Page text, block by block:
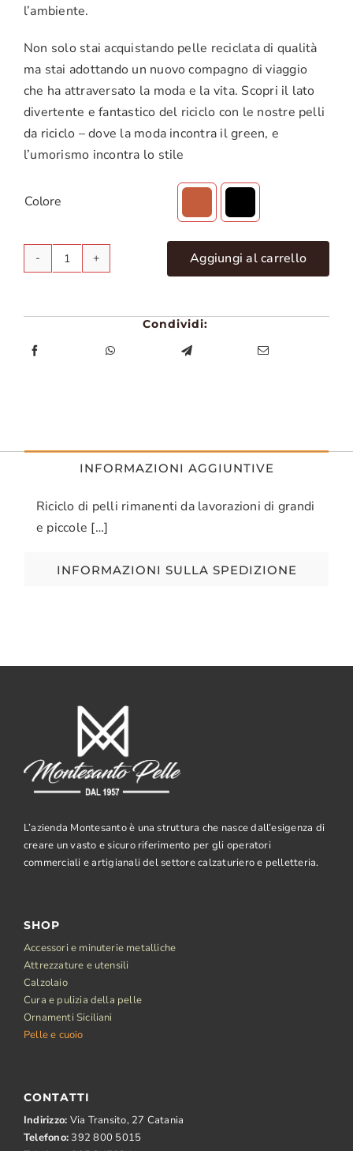
l’ambiente.
Non solo stai acquistando pelle reciclata di qualità
ma stai adottando un nuovo compagno di viaggio
che ha attraversato la moda e la vita. Scopri il lato
divertente e fantastico del riciclo con le nostre pelli
da riciclo – dove la moda incontra il green, e
l’umorismo incontra lo stile
Colore
Riciclo
Aggiungi al carrello
Condividi:
INFORMAZIONI AGGIUNTIVE
Riciclo di pelli rimanenti da lavorazioni di grandi
e piccole […]
INFORMAZIONI SULLA SPEDIZIONE
L’azienda Montesanto è una struttura che nasce dall’esigenza di
creare un vasto e sicuro riferimento per gli operatori
commerciali e artigianali del settore calzaturiero e pelletteria.
SHOP
Accessori e minuterie metalliche
Attrezzature e utensili
Calzolaio
Cura e pulizia della pelle
Ornamenti Siciliani
Pelle e cuoio
CONTATTI
Indirizzo: Via Transito, 27 Catania
Telefono: 392 800 5015